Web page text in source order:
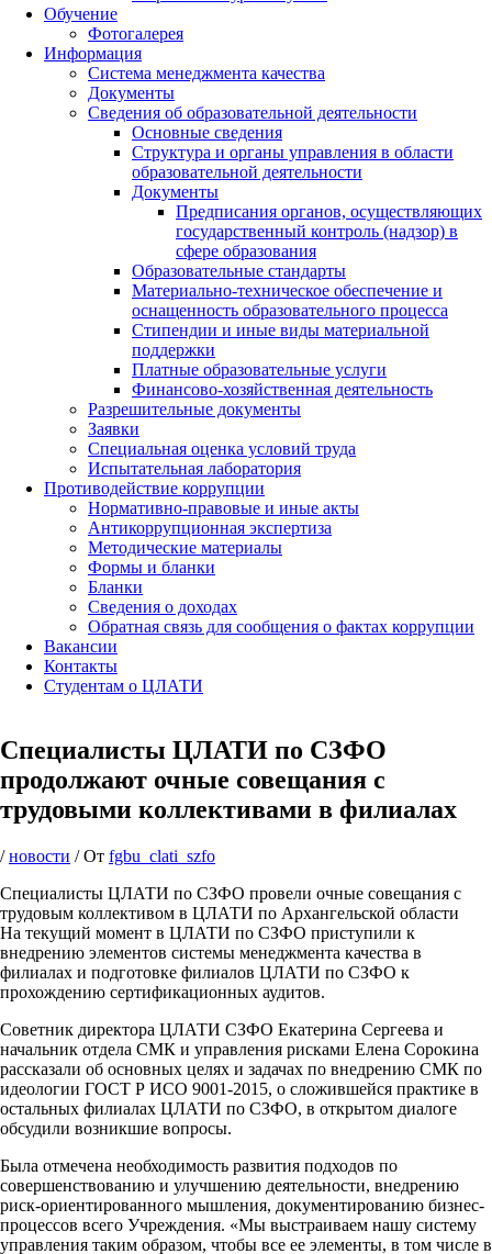
Обучение
Фотогалерея
Информация
Система менеджмента качества
Документы
Сведения об образовательной деятельности
Основные сведения
Структура и органы управления в области
образовательной деятельности
Документы
Предписания органов, осуществляющих
государственный контроль (надзор) в
сфере образования
Образовательные стандарты
Материально-техническое обеспечение и
оснащенность образовательного процесса
Стипендии и иные виды материальной
поддержки
Платные образовательные услуги
Финансово-хозяйственная деятельность
Разрешительные документы
Заявки
Специальная оценка условий труда
Испытательная лаборатория
Противодействие коррупции
Нормативно-правовые и иные акты
Антикоррупционная экспертиза
Методические материалы
Формы и бланки
Бланки
Сведения о доходах
Обратная связь для сообщения о фактах коррупции
Вакансии
Контакты
Студентам о ЦЛАТИ
Специалисты ЦЛАТИ по СЗФО
продолжают очные совещания с
трудовыми коллективами в филиалах
/новости / От fgbu_clati_szfo
Специалисты ЦЛАТИ по СЗФО провели очные совещания с
трудовым коллективом в ЦЛАТИ по Архангельской области
На текущий момент в ЦЛАТИ по СЗФО приступили к
внедрению элементов системы менеджмента качества в
филиалах и подготовке филиалов ЦЛАТИ по СЗФО к
прохождению сертификационных аудитов.
Советник директора ЦЛАТИ СЗФО Екатерина Сергеева и
начальник отдела СМК и управления рисками Елена Сорокина
рассказали об основных целях и задачах по внедрению СМК по
идеологии ГОСТ Р ИСО 9001-2015, о сложившейся практике в
остальных филиалах ЦЛАТИ по СЗФО, в открытом диалоге
обсудили возникшие вопросы.
Была отмечена необходимость развития подходов по
совершенствованию и улучшению деятельности, внедрению
риск-ориентированного мышления, документированию бизнес-
процессов всего Учреждения. «Мы выстраиваем нашу систему
управления таким образом, чтобы все ее элементы, в том числе в